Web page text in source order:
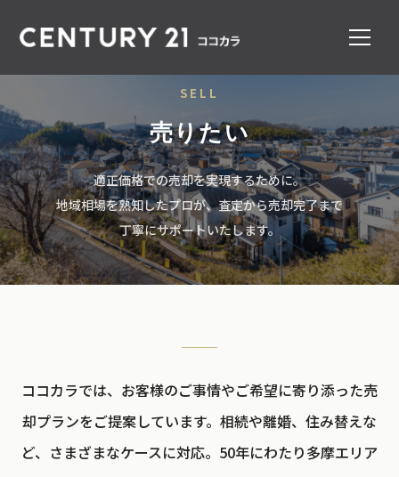
SELL
売りたい
適正価格での売却を実現するために。
地域相場を熟知したプロが、査定から売却完了まで
丁寧にサポートいたします。
ココカラでは、お客様のご事情やご希望に寄り添った売
却プランをご提案しています。相続や離婚、住み替えな
ど、さまざまなケースに対応。50年にわたり多摩エリア